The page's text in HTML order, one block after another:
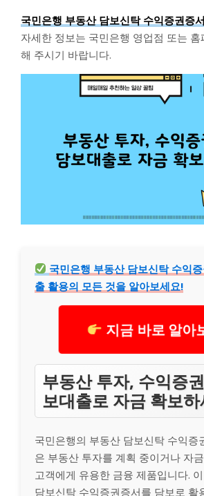
국민은행 부동산 담보신탁 수익증권증
자세한 정보는 국민은행 영업점 또는
해 주시기 바랍니다.
국민은행 부동산 담보신탁 수익
출 활용의 모든 것을 알아보세요!
지금 바로 알아
부동산 투자, 수익증
보대출로 자금 확보
국민은행의 부동산 담보신탁 수익증
은 부동산 투자를 계획 중이거나 자
고객에게 유용한 금융 제품입니다.
담보신탁 수익증권증서를 담보로 활